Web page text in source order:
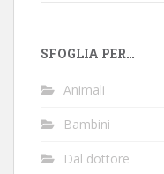
SFOGLIA PER…
Animali
Bambini
Dal dottore